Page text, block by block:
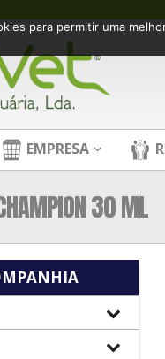
EMPRESA
30 ML
para permitir uma